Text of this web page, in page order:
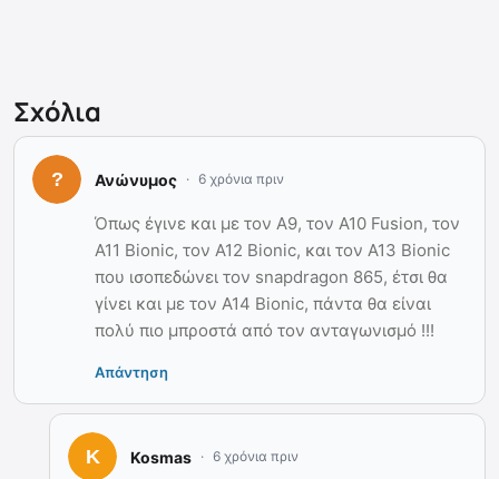
Σχόλια
Ανώνυμος 6 χρόνια πριν
Όπως έγινε και με τον Α9, τον A10 Fusion, τον
Α11 Bionic, τον Α12 Bionic, και τον Α13 Bionic
που ισοπεδώνει τον snapdragon 865, έτσι θα
γίνει και με τον Α14 Bionic, πάντα θα είναι
πολύ πιο μπροστά από τον ανταγωνισμό !!!
Απάντηση
Kosmas 6 χρόνια πριν